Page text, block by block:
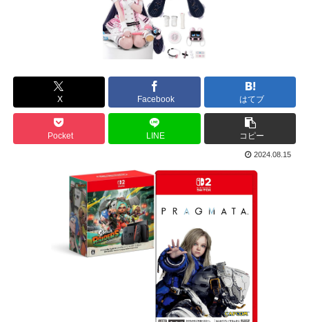
X Facebook はてブ
Pocket LINE コピー
2024.08.15